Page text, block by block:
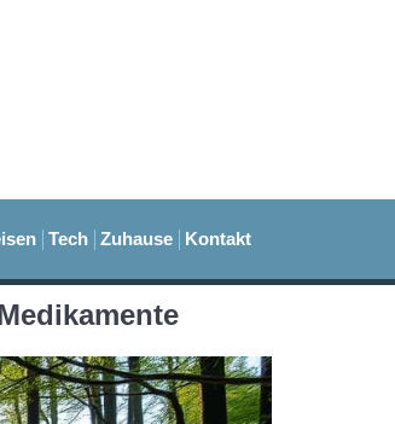
Tech Zuhause Kontakt